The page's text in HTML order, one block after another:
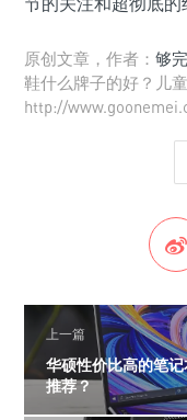
原创文章，作者： 够
鞋什么牌子的好？儿
http://
上一篇
华硕性价比高的笔
推荐？